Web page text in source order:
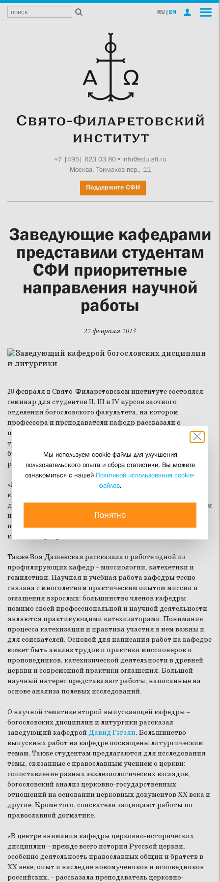
RU | EN
+7 |495| 623 03 80• info@edu.sfi.ru
Москва, Токмаков пер., 11
Поддержите СФИ
Заведующие кафедрами
представили студентам
СФИ приоритетные
направления научной
работы
22 февраля 2013
20 февраля в Свято-Филаретовском институте состоялся
семинар для студентов II, III и IV курсов заочного
отделения богословского факультета, на котором
профессора и преподаватели кафедр рассказали о
приоритетных направлениях научной работы СФИ и
требованиях, которые каждая кафедра предъявляет к
будущим соискателям, а также представили научных
руководителей.
«Всем вам предстоит определяться с темами выпускных
квалификационных работ, – сказала ведущая семинара,
декан богословского факультета СФИЗоя Дашевская. – Мы
попросили заведующих кафедрами представить
приоритетные направления научных исследований
каждой кафедры».
Также Зоя Дашевская рассказала о работе одной из
профилирующих кафедр –миссиологии, катехетики и
гомилетики. Научная и учебная работа кафедры тесно
связана с многолетним практическим опытом миссии и
оглашения взрослых: большинство членов кафедры
помимо своей профессиональной и научной деятельности
являются практикующими катехизаторами. Понимание
процесса катехизации и практика участия в нем важны и
для соискателей. Основой для написания работ на кафедре
может быть анализ трудов и практики миссионеров и
проповедников, катехизической деятельности в древней
церкви и современной практики оглашения. Большой
научный интерес представляют работы, написанные на
основе анализа полевых исследований.
О научной тематике второй выпускающей кафедры–
богословских дисциплин и литургики рассказал
заведующий кафедройДавид Гзгзян. Большинство
выпускных работ на кафедре посвящены литургическим
темам. Также студентам предлагаются для исследования
темы, связанные с православным учением о церкви:
сопоставление разных экклезиологических взглядов,
богословский анализ церковно-государственных
отношений на основании церковных документов XX века и
другие. Кроме того, соискатели защищают работы по
православной догматике.
«В центре внимания кафедры церковно-исторических
дисциплин–прежде всего история Русской церкви,
особенно деятельность православных общин и братств в
XX веке, опыт и наследие новомучеников и исповедников
российских, –рассказала преподаватель церковно-
Мы используем cookie-файлы для улучшения
пользовательского опыта и сбора статистики. Вы можете
ознакомиться с нашей Политикой использования cookie-
файлов.
Понятно